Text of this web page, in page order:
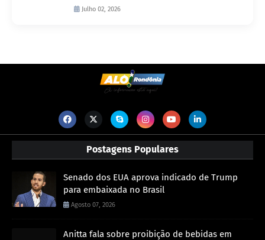
Julho 02, 2026
Postagens Populares
Senado dos EUA aprova indicado de Trump
para embaixada no Brasil
Agosto 07, 2026
Anitta fala sobre proibição de bebidas em